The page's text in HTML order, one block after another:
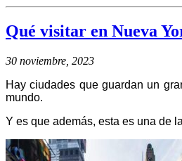
Qué visitar en Nueva
30 noviembre, 2023
Hay ciudades que guardan un
mundo.
Y es que además, esta es una de